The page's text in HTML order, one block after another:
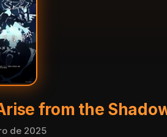
from the
de 2025